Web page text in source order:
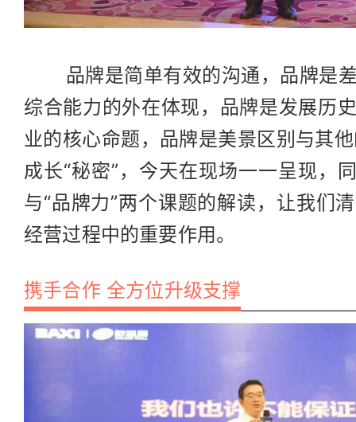
品牌是简单有效的沟通，品牌是差
综合能力的外在体现，品牌是发展历
业的核心命题，品牌是美景区别与其
成长“秘密”，今天在现场一一呈现，
与“品牌力”两个课题的解读，让我们
经营过程中的重要作用。
携手合作 全方位升级支撑